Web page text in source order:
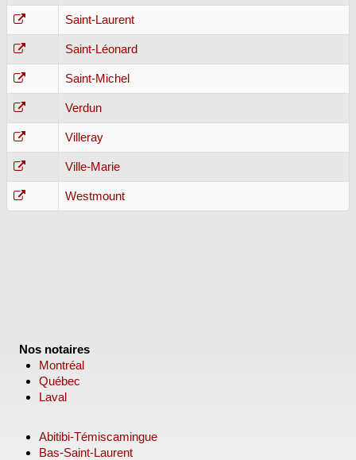
Saint-Laurent
Saint-Léonard
Saint-Michel
Verdun
Villeray
Ville-Marie
Westmount
Nos notaires
Montréal
Québec
Laval
Abitibi-Témiscamingue
Bas-Saint-Laurent